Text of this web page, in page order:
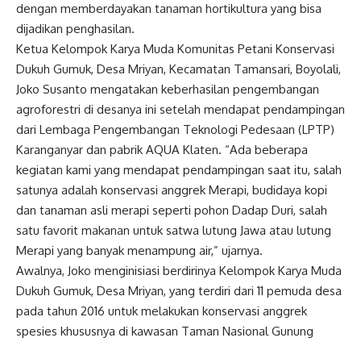
dengan memberdayakan tanaman hortikultura yang bisa
dijadikan penghasilan.
Ketua Kelompok Karya Muda Komunitas Petani Konservasi
Dukuh Gumuk, Desa Mriyan, Kecamatan Tamansari, Boyolali,
Joko Susanto mengatakan keberhasilan pengembangan
agroforestri di desanya ini setelah mendapat pendampingan
dari Lembaga Pengembangan Teknologi Pedesaan (LPTP)
Karanganyar dan pabrik AQUA Klaten. “Ada beberapa
kegiatan kami yang mendapat pendampingan saat itu, salah
satunya adalah konservasi anggrek Merapi, budidaya kopi
dan tanaman asli merapi seperti pohon Dadap Duri, salah
satu favorit makanan untuk satwa lutung Jawa atau lutung
Merapi yang banyak menampung air,” ujarnya.
Awalnya, Joko menginisiasi berdirinya Kelompok Karya Muda
Dukuh Gumuk, Desa Mriyan, yang terdiri dari 11 pemuda desa
pada tahun 2016 untuk melakukan konservasi anggrek
spesies khususnya di kawasan Taman Nasional Gunung